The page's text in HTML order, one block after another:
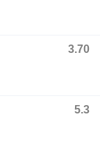
3.70
5.3